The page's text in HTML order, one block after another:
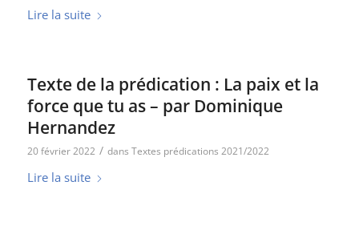
Lire la suite
Texte de la prédication : La paix et la
force que tu as – par Dominique
Hernandez
20 février 2022 / dans Textes prédications 2021/2022
Lire la suite